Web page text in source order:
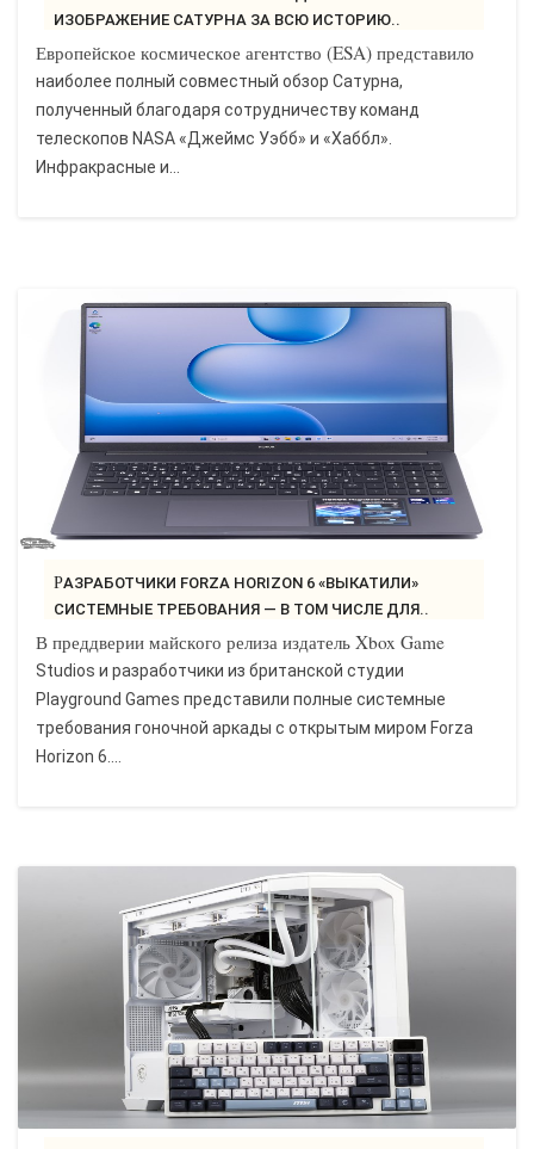
ИЗОБРАЖЕНИЕ САТУРНА ЗА ВСЮ ИСТОРИЮ..
Европейское космическое агентство (ESA) представило
наиболее полный совместный обзор Сатурна,
полученный благодаря сотрудничеству команд
телескопов NASA «Джеймс Уэбб» и «Хаббл».
Инфракрасные и...
РАЗРАБОТЧИКИ FORZA HORIZON 6 «ВЫКАТИЛИ»
СИСТЕМНЫЕ ТРЕБОВАНИЯ — В ТОМ ЧИСЛЕ ДЛЯ..
В преддверии майского релиза издатель Xbox Game
Studios и разработчики из британской студии
Playground Games представили полные системные
требования гоночной аркады с открытым миром Forza
Horizon 6....